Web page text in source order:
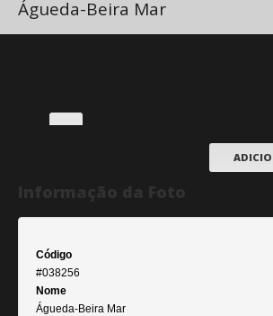
Águeda-Beira Mar
Código
#038256
Nome
Águeda-Beira Mar